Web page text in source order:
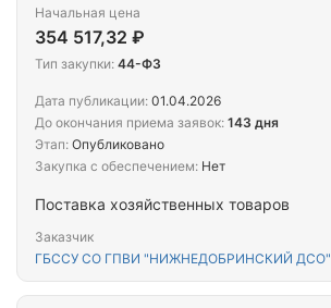
Поставка хозяйственных товаров
Заказчик
ГБССУ СО ГПВИ "НИЖНЕДОБРИНСКИЙ ДСО"
Начальная цена
354 517,32 ₽
Тип закупки: 44-ФЗ
Дата публикации: 01.04.2026
До окончания приема заявок: 143 дня
Этап: Опубликовано
Закупка с обеспечением: Нет